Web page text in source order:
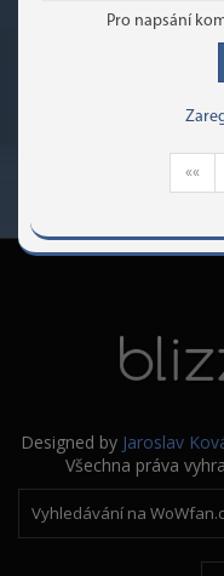
Pro napsání
««
Designed by Jaroslav
Všechna práva